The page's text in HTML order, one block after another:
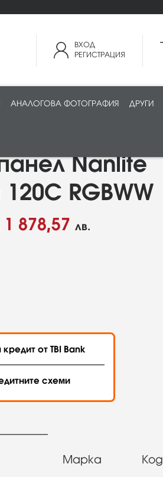
ВХОД
РЕГИСТРАЦИЯ
АНАЛОГОВА ФОТОГРАФИЯ ДРУГИ
Nanlite
RGBWW
1 878,57 лв.
от TBI Bank
схеми
Марка Код